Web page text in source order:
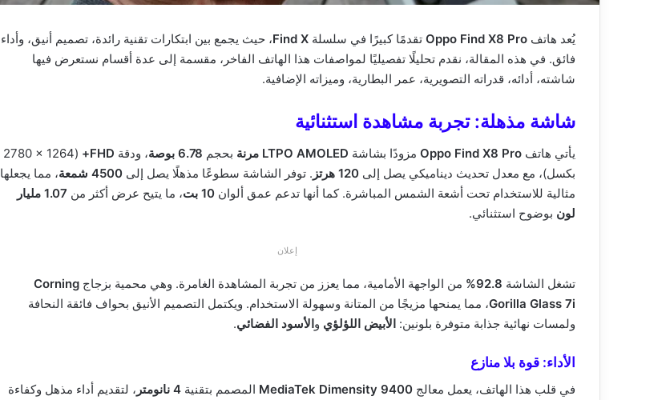
يُعد هاتف Oppo Find X8 Pro تقدمًا كبيرًا في سلسلة Find X، حيث يجمع بين ابتكارات تقنية رائدة، تصميم أنيق، وأداء
فائق. في هذه المقالة، نقدم تحليلًا تفصيليًا لمواصفات هذا الهاتف الفاخر، مقسمة إلى عدة أقسام نستعرض فيها
شاشته، أدائه، قدراته التصويرية، عمر البطارية، وميزاته الإضافية.
شاشة مذهلة: تجربة مشاهدة استثنائية
يأتي هاتف Oppo Find X8 Pro مزودًا بشاشة LTPO AMOLED مرنة بحجم 6.78 بوصة ، ودقة FHD+
(2780 × 1264
بكسل)، مع معدل تحديث ديناميكي يصل إلى 120 هرتز . توفر الشاشة سطوعًا مذهلًا يصل إلى 4500 شمعة
، مما يجعلها
مثالية للاستخدام تحت أشعة الشمس المباشرة. كما أنها تدعم عمق ألوان 10 بت ، ما يتيح عرض أكثر من
1.07 مليار
لون بوضوح استثنائي.
إعلان
تشغل الشاشة 92.8% من الواجهة الأمامية، مما يعزز من تجربة المشاهدة الغامرة. وهي محمية بزجاج Corning
Gorilla Glass 7i، مما يمنحها مزيجًا من المتانة وسهولة الاستخدام. ويكتمل التصميم الأنيق بحواف فائقة النحافة
ولمسات نهائية جذابة متوفرة بلونين: الأبيض اللؤلؤي والأسود الفضائي.
الأداء: قوة بلا منازع
في قلب هذا الهاتف، يعمل معالج MediaTek Dimensity 9400 المصمم بتقنية 4 نانومتر
، لتقديم أداء مذهل وكفاءة